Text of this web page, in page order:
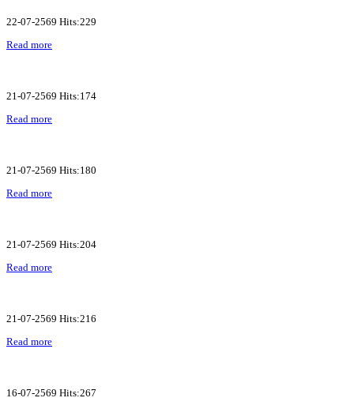
22-07-2569 Hits:229
Read more
21-07-2569 Hits:174
Read more
21-07-2569 Hits:180
Read more
21-07-2569 Hits:204
Read more
21-07-2569 Hits:216
Read more
16-07-2569 Hits:267